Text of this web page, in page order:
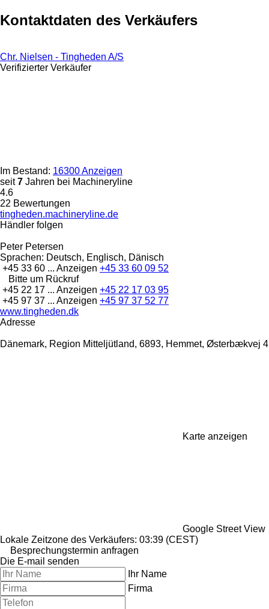
Kontaktdaten des Verkäufers
Chr. Nielsen - Tingheden A/S
Verifizierter Verkäufer
Im Bestand: 16300 Anzeigen
seit7 Jahren bei Machineryline
4.6
22 Bewertungen
tingheden.machineryline.de
Händler folgen
Peter Petersen
Sprachen: Deutsch, Englisch, Dänisch
+45 33 60 ... Anzeigen +45 33 60 09 52
Bitte um Rückruf
+45 22 17 ... Anzeigen +45 22 17 03 95
+45 97 37 ... Anzeigen +45 97 37 52 77
www.tingheden.dk
Adresse
Dänemark, Region Mitteljütland, 6893, Hemmet, Østerbækvej 4
Karte anzeigen
Google Street View
Lokale Zeitzone des Verkäufers: 03:39 (CEST)
Besprechungstermin anfragen
Die E-mail senden
Ihr Name
Firma